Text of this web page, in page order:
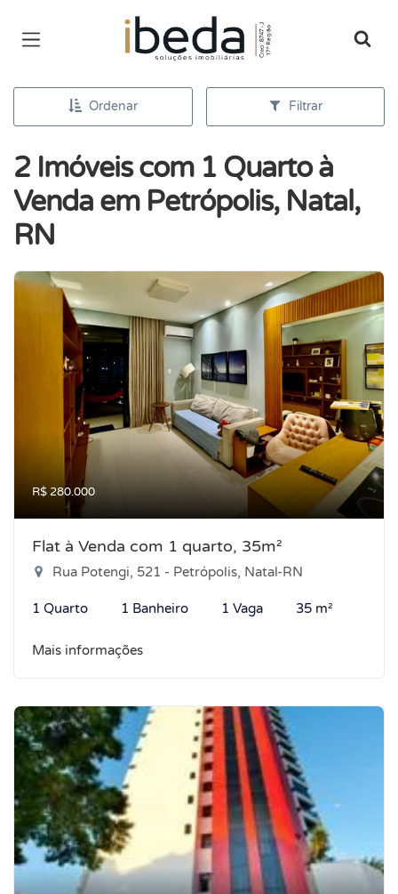
Página inicial
Ordenar Filtrar
2 Imóveis com 1 Quarto à
Venda em Petrópolis, Natal,
RN
R$ 280.000
Flat à Venda com 1 quarto, 35m²
Rua Potengi, 521 - Petrópolis, Natal-RN
1 Quarto 1 Banheiro 1 Vaga 35 m²
Mais informações